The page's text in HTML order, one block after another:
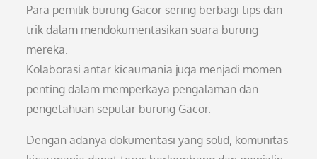
Para pemilik burung Gacor sering berbagi tips dan
trik dalam mendokumentasikan suara burung
mereka.
Kolaborasi antar kicaumania juga menjadi momen
penting dalam memperkaya pengalaman dan
pengetahuan seputar burung Gacor.
Dengan adanya dokumentasi yang solid, komunitas